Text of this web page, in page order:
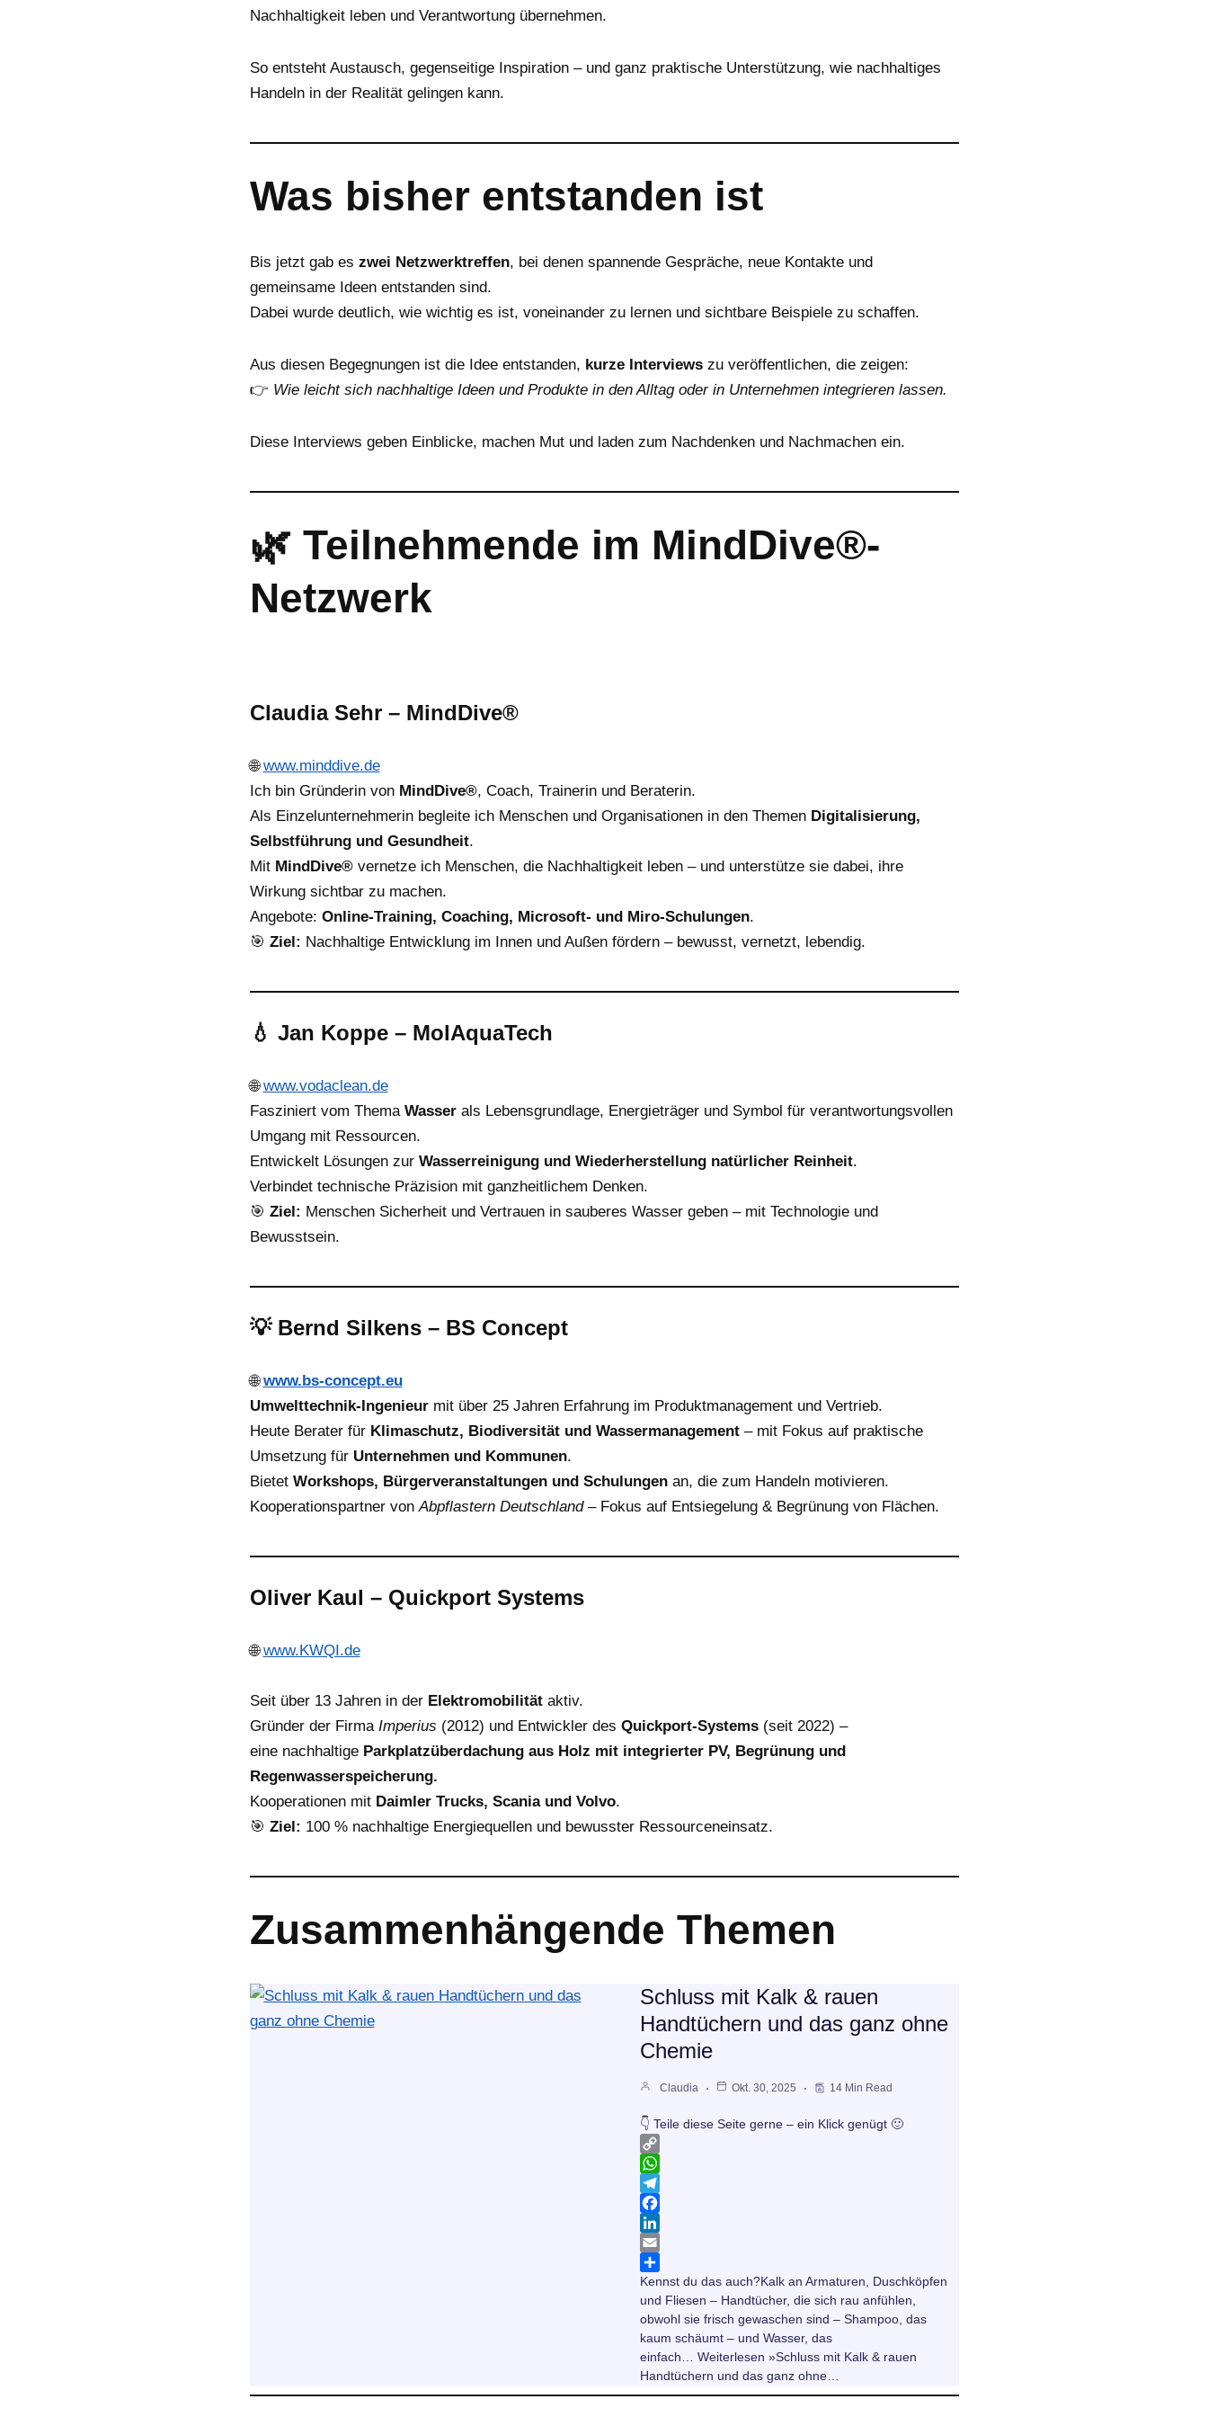
k
Ie
Nachhaltigkeit leben und Verantwortung übernehmen.
So entsteht Austausch, gegenseitige Inspiration – und ganz praktische Unterstützung, wie nachhaltiges
Handeln in der Realität gelingen kann.
Was bisher entstanden ist
Bis jetzt gab es zwei Netzwerktreffen, bei denen spannende Gespräche, neue Kontakte und
gemeinsame Ideen entstanden sind.
Dabei wurde deutlich, wie wichtig es ist, voneinander zu lernen und sichtbare Beispiele zu schaffen.
Aus diesen Begegnungen ist die Idee entstanden, kurze Interviewszu veröffentlichen, die zeigen:
👉 Wie leicht sich nachhaltige Ideen und Produkte in den Alltag oder in Unternehmen integrieren lassen.
Diese Interviews geben Einblicke, machen Mut und laden zum Nachdenken und Nachmachen ein.
🌿 Teilnehmende im MindDive®-
Netzwerk
Claudia Sehr – MindDive®
🌐www.minddive.de
Ich bin Gründerin von MindDive®, Coach, Trainerin und Beraterin.
Als Einzelunternehmerin begleite ich Menschen und Organisationen in den Themen Digitalisierung,
Selbstführung und Gesundheit.
Mit MindDive®vernetze ich Menschen, die Nachhaltigkeit leben – und unterstütze sie dabei, ihre
Wirkung sichtbar zu machen.
Angebote: Online-Training, Coaching, Microsoft- und Miro-Schulungen.
🎯 Ziel: Nachhaltige Entwicklung im Innen und Außen fördern – bewusst, vernetzt, lebendig.
💧 Jan Koppe – MolAquaTech
🌐www.vodaclean.de
Fasziniert vom Thema Wasserals Lebensgrundlage, Energieträger und Symbol für verantwortungsvollen
Umgang mit Ressourcen.
Entwickelt Lösungen zur Wasserreinigung und Wiederherstellung natürlicher Reinheit.
Verbindet technische Präzision mit ganzheitlichem Denken.
🎯 Ziel: Menschen Sicherheit und Vertrauen in sauberes Wasser geben – mit Technologie und
Bewusstsein.
💡 Bernd Silkens – BS Concept
🌐www.bs-concept.eu
Umwelttechnik-Ingenieurmit über 25 Jahren Erfahrung im Produktmanagement und Vertrieb.
Heute Berater für Klimaschutz, Biodiversität und Wassermanagement– mit Fokus auf praktische
Umsetzung für Unternehmen und Kommunen.
Bietet Workshops, Bürgerveranstaltungen und Schulungenan, die zum Handeln motivieren.
Kooperationspartner vonAbpflastern Deutschland– Fokus auf Entsiegelung & Begrünung von Flächen.
Oliver Kaul – Quickport Systems
🌐www.KWQI.de
Seit über 13 Jahren in der Elektromobilitätaktiv.
Gründer der Firma Imperius (2012) und Entwickler des Quickport-Systems(seit 2022) –
eine nachhaltige Parkplatzüberdachung aus Holz mit integrierter PV, Begrünung und
Regenwasserspeicherung.
Kooperationen mit Daimler Trucks, Scania und Volvo.
🎯 Ziel: 100 % nachhaltige Energiequellen und bewusster Ressourceneinsatz.
Zusammenhängende Themen
Schluss mit Kalk & rauen
Handtüchern und das ganz ohne
Chemie
Claudia Okt. 30, 2025 14 Min Read
👇 Teile diese Seite gerne – ein Klick genügt 🙂
C
o
p
y
L
n
k
W
h
a
t
s
A
p
p
T
e
e
g
r
a
m
F
a
c
e
b
o
o
k
L
n
k
e
d
I
n
E
m
a
i
l
T
e
i
l
e
n
Kennst du das auch?Kalk an Armaturen, Duschköpfen
und Fliesen – Handtücher, die sich rau anfühlen,
obwohl sie frisch gewaschen sind – Shampoo, das
kaum schäumt – und Wasser, das
einfach… Weiterlesen »Schluss mit Kalk & rauen
Handtüchern und das ganz ohne…